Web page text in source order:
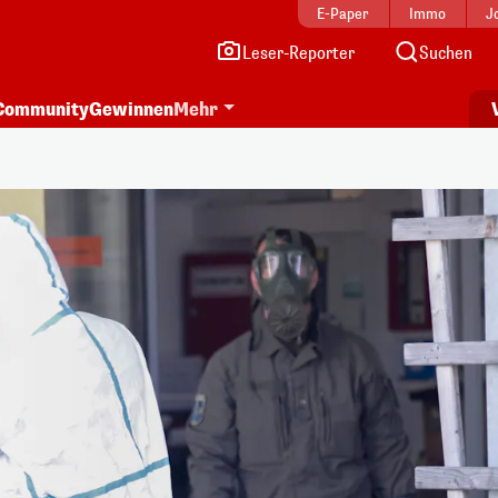
E-Paper Immo
Leser-Reporter Suchen
GewinnenMehr